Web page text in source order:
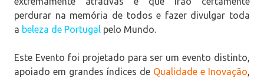
perdurar na memória de todos e fazer divulgar toda
a beleza de Portugal pelo Mundo.
Este Evento foi projetado para ser um evento distinto,
apoiado em grandes índices de Qualidade e Inovação,